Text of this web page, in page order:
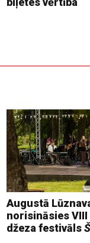
Augustā
norisināsies
džeza festivāls